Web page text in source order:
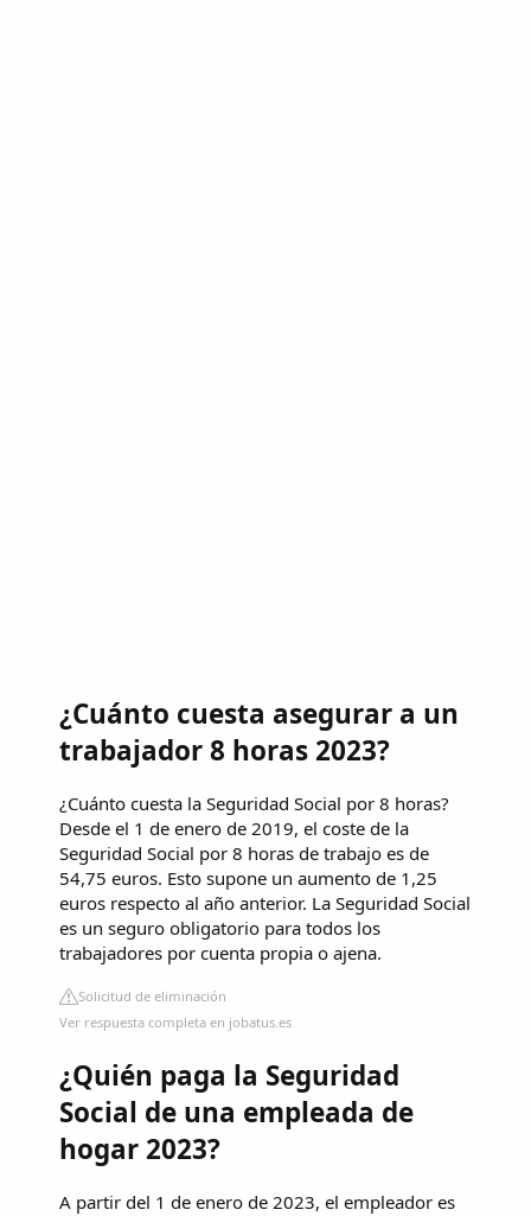
¿Cuánto cuesta asegurar a un
trabajador 8 horas 2023?
¿Cuánto cuesta la Seguridad Social por 8 horas?
Desde el 1 de enero de 2019, el coste de la
Seguridad Social por 8 horas de trabajo es de
54,75 euros. Esto supone un aumento de 1,25
euros respecto al año anterior. La Seguridad Social
es un seguro obligatorio para todos los
trabajadores por cuenta propia o ajena.
Solicitud de eliminación
Ver respuesta completa en jobatus.es
¿Quién paga la Seguridad
Social de una empleada de
hogar 2023?
A partir del 1 de enero de 2023, el empleador es